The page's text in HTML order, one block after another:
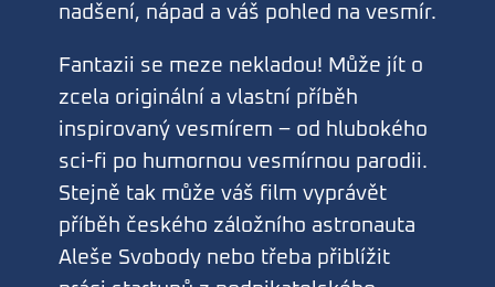
nadšení, nápad a váš pohled na vesmír.
Fantazii se meze nekladou! Může jít o
zcela originální a vlastní příběh
inspirovaný vesmírem – od hlubokého
sci-fi po humornou vesmírnou parodii.
Stejně tak může váš film vyprávět
příběh českého záložního astronauta
Aleše Svobody nebo třeba přiblížit